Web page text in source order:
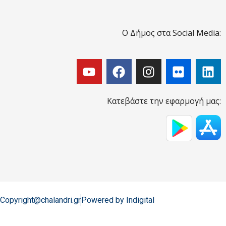
Ο Δήμος στα Social Media:
Κατεβάστε την εφαρμογή μας:
Copyright@chalandri.grPowered by Indigital